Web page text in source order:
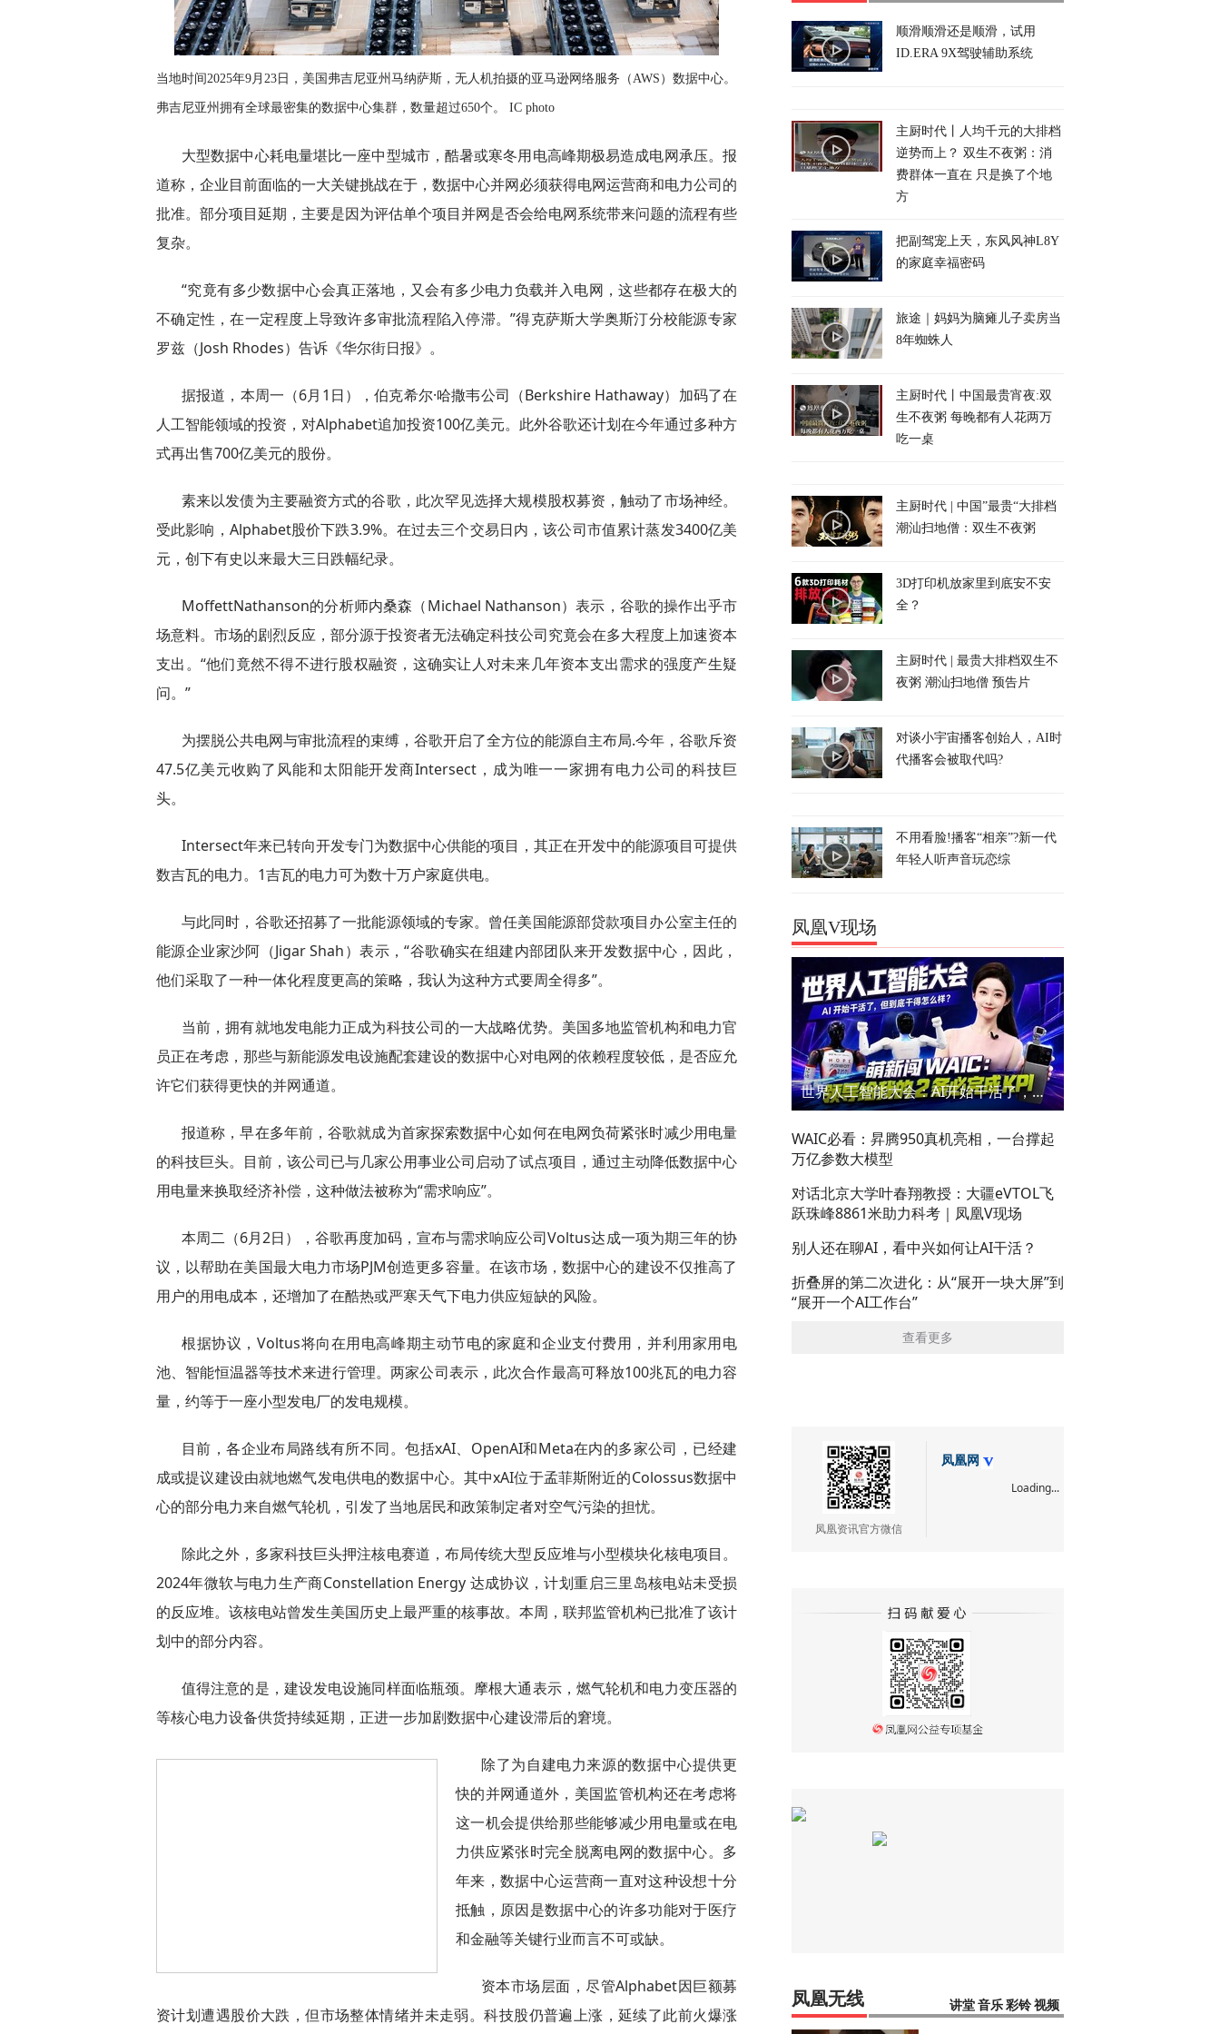
当地时间2025年9月23日，美国弗吉尼亚州马纳萨斯，无人机拍摄的亚马逊网络服务（AWS）数据中心。
弗吉尼亚州拥有全球最密集的数据中心集群，数量超过650个。 IC photo
大型数据中心耗电量堪比一座中型城市，酷暑或寒冬用电高峰期极易造成电网承压。报
道称，企业目前面临的一大关键挑战在于，数据中心并网必须获得电网运营商和电力公司的
批准。部分项目延期，主要是因为评估单个项目并网是否会给电网系统带来问题的流程有些
复杂。
“究竟有多少数据中心会真正落地，又会有多少电力负载并入电网，这些都存在极大的
不确定性，在一定程度上导致许多审批流程陷入停滞。”得克萨斯大学奥斯汀分校能源专家
罗兹（Josh Rhodes）告诉《华尔街日报》。
据报道，本周一（6月1日），伯克希尔·哈撒韦公司（Berkshire Hathaway）加码了在
人工智能领域的投资，对Alphabet追加投资100亿美元。此外谷歌还计划在今年通过多种方
式再出售700亿美元的股份。
素来以发债为主要融资方式的谷歌，此次罕见选择大规模股权募资，触动了市场神经。
受此影响，Alphabet股价下跌3.9%。在过去三个交易日内，该公司市值累计蒸发3400亿美
元，创下有史以来最大三日跌幅纪录。
MoffettNathanson的分析师内桑森（Michael Nathanson）表示，谷歌的操作出乎市
场意料。市场的剧烈反应，部分源于投资者无法确定科技公司究竟会在多大程度上加速资本
支出。“他们竟然不得不进行股权融资，这确实让人对未来几年资本支出需求的强度产生疑
问。”
为摆脱公共电网与审批流程的束缚，谷歌开启了全方位的能源自主布局.今年，谷歌斥资
47.5亿美元收购了风能和太阳能开发商Intersect，成为唯一一家拥有电力公司的科技巨
头。
Intersect年来已转向开发专门为数据中心供能的项目，其正在开发中的能源项目可提供
数吉瓦的电力。1吉瓦的电力可为数十万户家庭供电。
与此同时，谷歌还招募了一批能源领域的专家。曾任美国能源部贷款项目办公室主任的
能源企业家沙阿（Jigar Shah）表示，“谷歌确实在组建内部团队来开发数据中心，因此，
他们采取了一种一体化程度更高的策略，我认为这种方式要周全得多”。
当前，拥有就地发电能力正成为科技公司的一大战略优势。美国多地监管机构和电力官
员正在考虑，那些与新能源发电设施配套建设的数据中心对电网的依赖程度较低，是否应允
许它们获得更快的并网通道。
报道称，早在多年前，谷歌就成为首家探索数据中心如何在电网负荷紧张时减少用电量
的科技巨头。目前，该公司已与几家公用事业公司启动了试点项目，通过主动降低数据中心
用电量来换取经济补偿，这种做法被称为“需求响应”。
本周二（6月2日），谷歌再度加码，宣布与需求响应公司Voltus达成一项为期三年的协
议，以帮助在美国最大电力市场PJM创造更多容量。在该市场，数据中心的建设不仅推高了
用户的用电成本，还增加了在酷热或严寒天气下电力供应短缺的风险。
根据协议，Voltus将向在用电高峰期主动节电的家庭和企业支付费用，并利用家用电
池、智能恒温器等技术来进行管理。两家公司表示，此次合作最高可释放100兆瓦的电力容
量，约等于一座小型发电厂的发电规模。
目前，各企业布局路线有所不同。包括xAI、OpenAI和Meta在内的多家公司，已经建
成或提议建设由就地燃气发电供电的数据中心。其中xAI位于孟菲斯附近的Colossus数据中
心的部分电力来自燃气轮机，引发了当地居民和政策制定者对空气污染的担忧。
除此之外，多家科技巨头押注核电赛道，布局传统大型反应堆与小型模块化核电项目。
2024年微软与电力生产商Constellation Energy 达成协议，计划重启三里岛核电站未受损
的反应堆。该核电站曾发生美国历史上最严重的核事故。本周，联邦监管机构已批准了该计
划中的部分内容。
值得注意的是，建设发电设施同样面临瓶颈。摩根大通表示，燃气轮机和电力变压器的
等核心电力设备供货持续延期，正进一步加剧数据中心建设滞后的窘境。
除了为自建电力来源的数据中心提供更
快的并网通道外，美国监管机构还在考虑将
这一机会提供给那些能够减少用电量或在电
力供应紧张时完全脱离电网的数据中心。多
年来，数据中心运营商一直对这种设想十分
抵触，原因是数据中心的许多功能对于医疗
和金融等关键行业而言不可或缺。
资本市场层面，尽管Alphabet因巨额募
资计划遭遇股价大跌，但市场整体情绪并未走弱。科技股仍普遍上涨，延续了此前火爆涨
顺滑顺滑还是顺滑，试用
ID.ERA 9X驾驶辅助系统
主厨时代丨人均千元的大排档
逆势而上？ 双生不夜粥：消
费群体一直在 只是换了个地
方
把副驾宠上天，东风风神L8Y
的家庭幸福密码
旅途｜妈妈为脑瘫儿子卖房当
8年蜘蛛人
主厨时代丨中国最贵宵夜:双
生不夜粥 每晚都有人花两万
吃一桌
主厨时代 | 中国”最贵“大排档
潮汕扫地僧：双生不夜粥
3D打印机放家里到底安不安
全？
主厨时代 | 最贵大排档双生不
夜粥 潮汕扫地僧 预告片
对谈小宇宙播客创始人，AI时
代播客会被取代吗?
不用看脸!播客“相亲”?新一代
年轻人听声音玩恋综
凤凰V现场
世界人工智能大会：AI开始干活了，但到底干的怎么样？萌新闯WAIC
WAIC必看：昇腾950真机亮相，一台撑起
万亿参数大模型
对话北京大学叶春翔教授：大疆eVTOL飞
跃珠峰8861米助力科考｜凤凰V现场
别人还在聊AI，看中兴如何让AI干活？
折叠屏的第二次进化：从“展开一块大屏”到
“展开一个AI工作台”
查看更多
凤凰资讯官方微信
凤凰网
Loading...
讲堂 音乐 彩铃 视频
凤凰无线